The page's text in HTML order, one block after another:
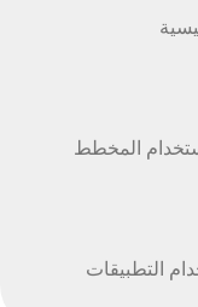
المخطط